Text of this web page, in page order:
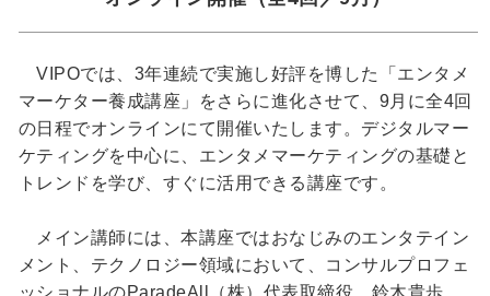
VIPOでは、3年連続で実施し好評を博した「エンタメ
マーケター養成講座」をさらに進化させて、9月に全4回
の日程でオンラインにて開催いたします。デジタルマー
ケティングを中心に、エンタメマーケティングの基礎と
トレンドを学び、すぐに活用できる講座です。
メイン講師には、本講座ではおなじみのエンタテイン
メント、テクノロジー領域において、コンサルプロフェ